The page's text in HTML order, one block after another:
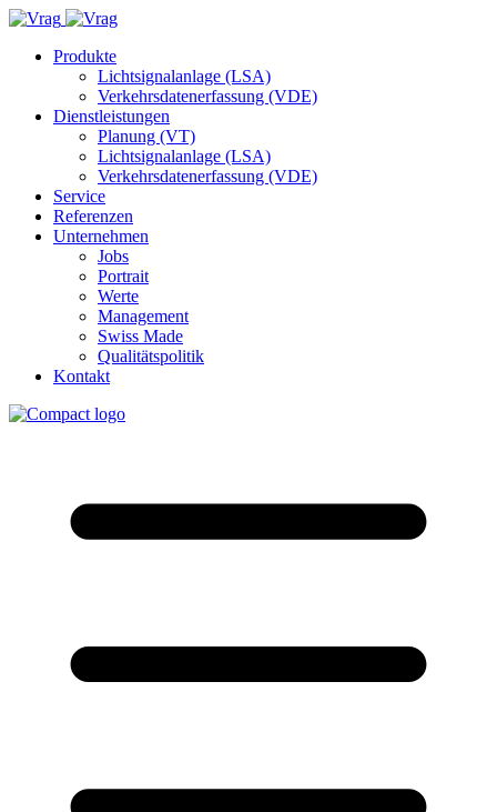
Produkte
Lichtsignalanlage (LSA)
Verkehrsdatenerfassung (VDE)
Dienstleistungen
Planung (VT)
Lichtsignalanlage (LSA)
Verkehrsdatenerfassung (VDE)
Service
Referenzen
Unternehmen
Jobs
Portrait
Werte
Management
Swiss Made
Qualitätspolitik
Kontakt